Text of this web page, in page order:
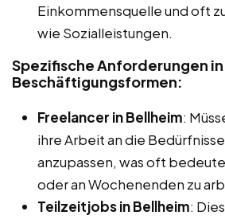
Einkommensquelle und oft
wie Sozialleistungen.
Spezifische Anforderungen
Beschäftigungsformen:
Freelancer in Bellheim:
ihre Arbeit an die
anzupassen, was oft
oder an Wochenenden zu
Teilzeitjobs in Bellheim: